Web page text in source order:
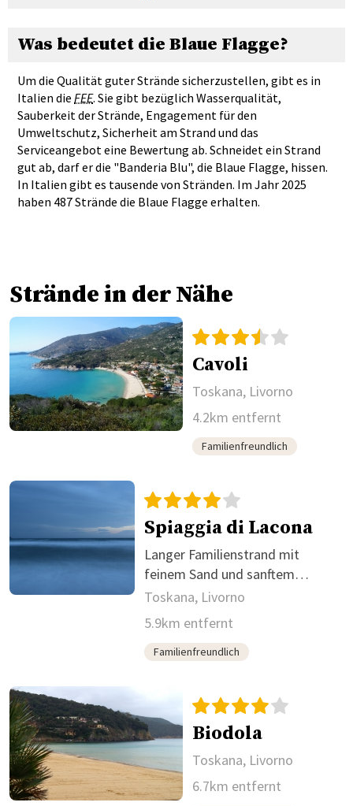
Was bedeutet die Blaue Flagge?
Um die Qualität guter Strände sicherzustellen, gibt es in
Italien die FEE. Sie gibt bezüglich Wasserqualität,
Sauberkeit der Strände, Engagement für den
Umweltschutz, Sicherheit am Strand und das
Serviceangebot eine Bewertung ab. Schneidet ein Strand
gut ab, darf er die "Banderia Blu", die Blaue Flagge, hissen.
In Italien gibt es tausende von Stränden. Im Jahr 2025
haben 487 Strände die Blaue Flagge erhalten.
Strände in der Nähe
Cavoli
Toskana, Livorno
4.2km entfernt
Familienfreundlich
Spiaggia di Lacona
Langer Familienstrand mit
feinem Sand und sanftem
Einstieg
Toskana, Livorno
5.9km entfernt
Familienfreundlich
Biodola
Toskana, Livorno
6.7km entfernt